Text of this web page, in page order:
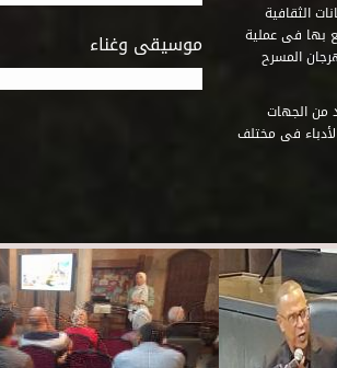
موسيقى وغناء
الثقافية
بها فى عملية
المسرح
من الجهات
فى مختلف